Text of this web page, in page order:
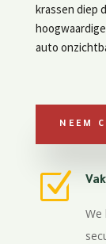
krassen diep
auto
NEEM
Z
We